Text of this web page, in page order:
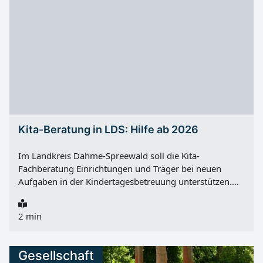
Kita-Beratung in LDS: Hilfe ab 2026
Im Landkreis Dahme-Spreewald soll die Kita-
Fachberatung Einrichtungen und Träger bei neuen
Aufgaben in der Kindertagesbetreuung unterstützen.
Bildung und Betreuung ab Samstag, 01.08.2026 für
neu eingeschulte Kinder nach § 24 Absatz 4 SGB VIII.
Zusammenarbeit zwischen Grundschulen und
Einrichtungen der Kindertagesbetreuung wichtig. Dazu
2 min
Gesellschaft